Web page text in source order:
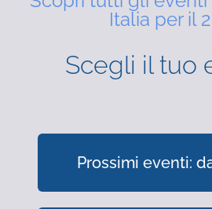
Italia per il
Scegli il tuo
Prossimi eventi: